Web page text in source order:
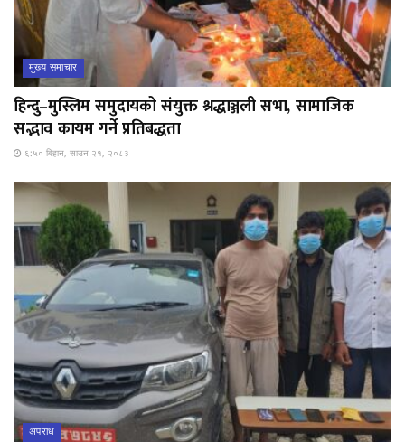
मुख्य समाचार
हिन्दु–मुस्लिम समुदायको संयुक्त श्रद्धाञ्जली सभा, सामाजिक
सद्भाव कायम गर्ने प्रतिबद्धता
६:५० बिहान, साउन २१, २०८३
अपराध